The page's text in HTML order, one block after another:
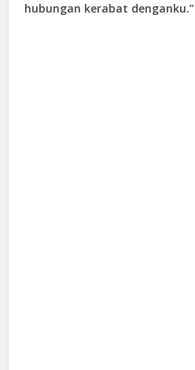
hubungan kerabat denganku.”